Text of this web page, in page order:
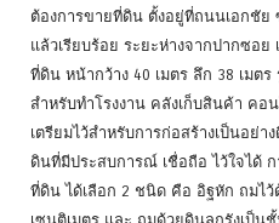
ต้องการขายที่ดิน ตั้งอยู่ที่ถนนเอกชัย
แล้วเรียบร้อย ระยะห่างจากปากซอย
ที่ดิน หน้ากว้าง 40 เมตร ลึก 38 เมตร
สำหรับทำโรงงาน คลังเก็บสินค้า คอ
เตรียมไว้สำหรับการก่อสร้างเป็นอย่า
ดินที่มีประสบการณ์ เชื่อถือ ไว้ใจได้
ที่ดิน ได้เลือก 2 ชนิด คือ อิฐหัก ถมไ